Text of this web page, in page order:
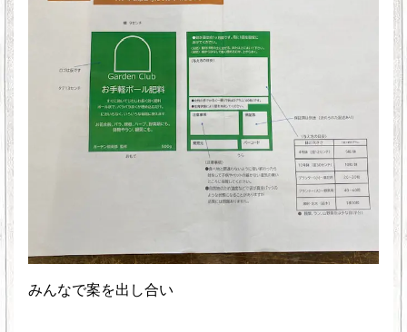
みんなで案を出し合い